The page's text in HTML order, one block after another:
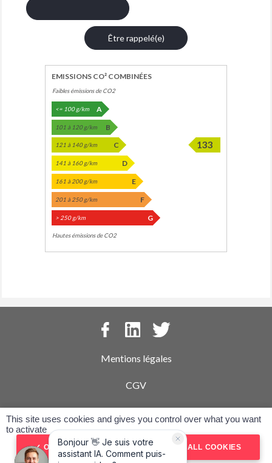
Être rappelé(e)
EMISSIONS CO² COMBINÉES
Faibles émissions de CO2
<= 100 g/km A
101 à 120 g/km B
121 à 140 g/km C 133
141 à 160 g/km D
161 à 200 g/km E
201 à 250 g/km F
> 250 g/km G
Hautes émissions de CO2
Mentions légales
CGV
Politique de confidentialité
Contactez-nous
This site uses cookies and gives you control over what you want
to activate
OK, ACCEPT ALL DENY ALL COOKIES